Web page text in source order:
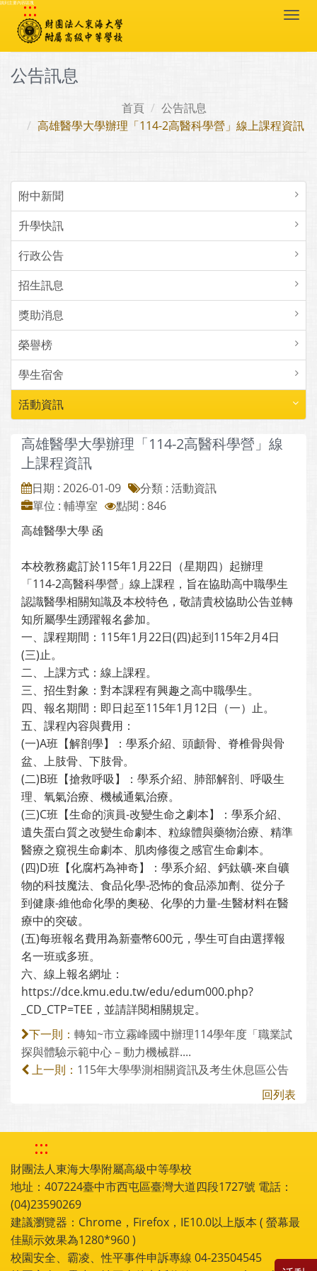
跳到主要內容區塊
:::
公告訊息
首頁
公告訊息
高雄醫學大學辦理「114-2高醫科學營」線上課程資訊
附中新聞
升學快訊
行政公告
招生訊息
獎助消息
榮譽榜
學生宿舍
活動資訊
高雄醫學大學辦理「114-2高醫科學營」線
上課程資訊
日期 : 2026-01-09
分類 : 活動資訊
單位 : 輔導室
點閱 : 846
高雄醫學大學 函
本校教務處訂於115年1月22日（星期四）起辦理
「114-2高醫科學營」線上課程，旨在協助高中職學生
認識醫學相關知識及本校特色，敬請貴校協助公告並轉
知所屬學生踴躍報名參加。
一、課程期間：115年1月22日(四)起到115年2月4日
(三)止。
二、上課方式：線上課程。
三、招生對象：對本課程有興趣之高中職學生。
四、報名期間：即日起至115年1月12日（一）止。
五、課程內容與費用：
(一)A班【解剖學】：學系介紹、頭顱骨、脊椎骨與骨
盆、上肢骨、下肢骨。
(二)B班【搶救呼吸】：學系介紹、肺部解剖、呼吸生
理、氧氣治療、機械通氣治療。
(三)C班【生命的演員-改變生命之劇本】：學系介紹、
遺失蛋白質之改變生命劇本、粒線體與藥物治療、精準
醫療之窺視生命劇本、肌肉修復之感官生命劇本。
(四)D班【化腐朽為神奇】：學系介紹、鈣鈦礦-來自礦
物的科技魔法、食品化學-恐怖的食品添加劑、從分子
到健康-維他命化學的奧秘、化學的力量-生醫材料在醫
療中的突破。
(五)每班報名費用為新臺幣600元，學生可自由選擇報
名一班或多班。
六、線上報名網址：
https://dce.kmu.edu.tw/edu/edum000.php?
_CD_CTP=TEE，並請詳閱相關規定。
下一則： 轉知~市立霧峰國中辦理114學年度「職業試
探與體驗示範中心－動力機械群....
上一則： 115年大學學測相關資訊及考生休息區公告
回列表
:::
財團法人東海大學附屬高級中等學校
地址：407224臺中市西屯區臺灣大道四段1727號 電話：
(04)23590269
建議瀏覽器：Chrome，Firefox，IE10.0以上版本 ( 螢幕最
佳顯示效果為1280*960 )
校園安全、霸凌、性平事件申訴專線 04-23504545